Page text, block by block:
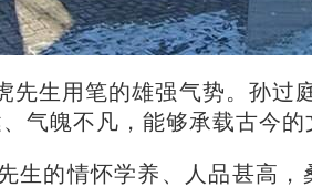
生用笔的雄强气势。孙过
气魄不凡，能够承载古今
生的情怀学养、人品甚高